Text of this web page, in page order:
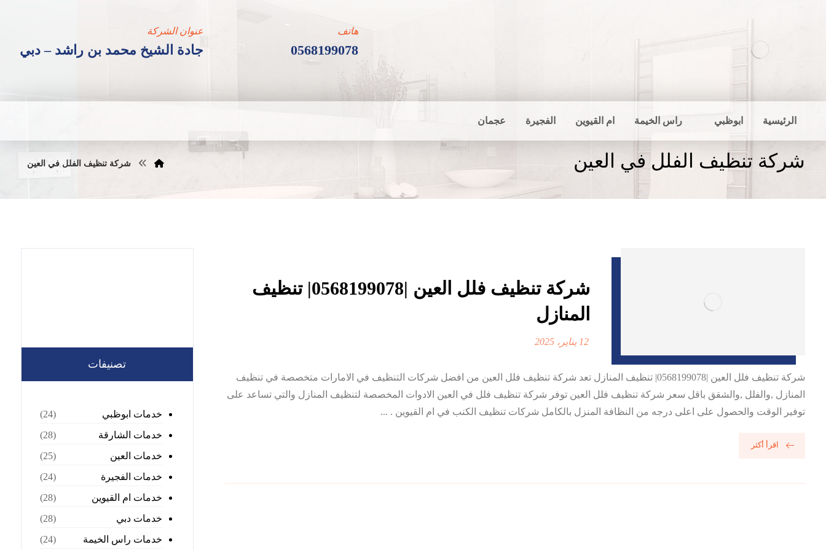
عنوان الشركة
جادة الشيخ محمد بن راشد – دبي
هاتف
0568199078
الرئيسية ابوظبي راس الخيمة ام القيوين الفجيرة عجمان
شركة تنظيف الفلل في العين شركة تنظيف الفلل في العين
شركة تنظيف فلل العين |0568199078| تنظيف
المنازل
12 يناير، 2025
شركة تنظيف فلل العين |0568199078| تنظيف المنازل تعد شركة تنظيف فلل العين من افضل شركات التنظيف في الامارات متخصصة في تنظيف
المنازل ,والفلل ,والشقق باقل سعر شركة تنظيف فلل العين توفر شركة تنظيف فلل في العين الادوات المخصصة لتنظيف المنازل والتي تساعد على
توفير الوقت والحصول على اعلى درجه من النظافة المنزل بالكامل شركات تنظيف الكنب في ام القيوين . ...
اقرأ أكثر
تصنيفات
خدمات ابوظبي
(24)
خدمات الشارقة
(28)
خدمات العين
(25)
خدمات الفجيرة
(24)
خدمات ام القيوين
(28)
خدمات دبي
(28)
خدمات راس الخيمة
(24)